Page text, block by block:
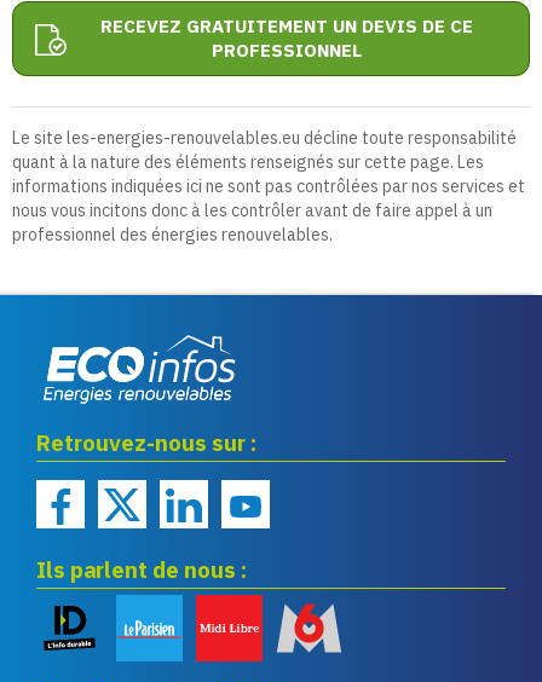
RECEVEZ GRATUITEMENT UN DEVIS DE CE
PROFESSIONNEL
Le site les-energies-renouvelables.eu décline toute responsabilité
quant à la nature des éléments renseignés sur cette page. Les
informations indiquées ici ne sont pas contrôlées par nos services et
nous vous incitons donc à les contrôler avant de faire appel à un
professionnel des énergies renouvelables.
renouvelables
Retrouvez-nous sur :
Ils parlent de nous :